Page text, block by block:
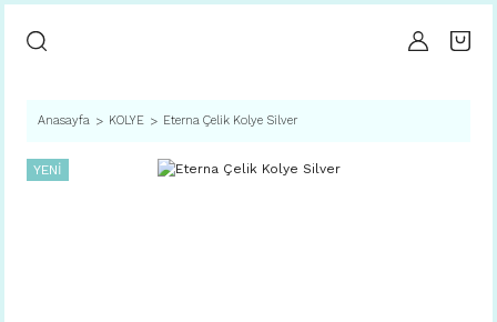
Anasayfa KOLYE Eterna Çelik Kolye Silver
YENİ